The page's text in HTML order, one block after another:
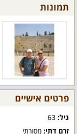
תמונות
פרטים אישיים
גיל:
זרם דתי: מסורתי